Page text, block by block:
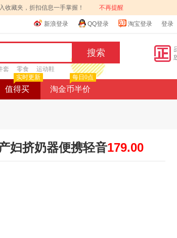
收藏夹，折扣信息一手掌握！ 不再提醒
新浪登录 QQ登录 淘宝登录 登录
套 零食 运动鞋
值得买
实时更新
淘金币半价
每日0点
妇挤奶器便携轻音179.00